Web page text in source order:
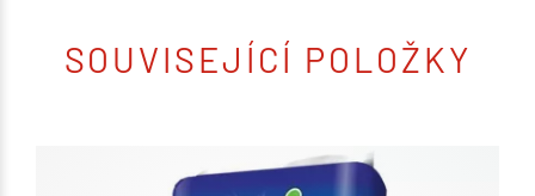
SOUVISEJÍCÍ POLOŽKY